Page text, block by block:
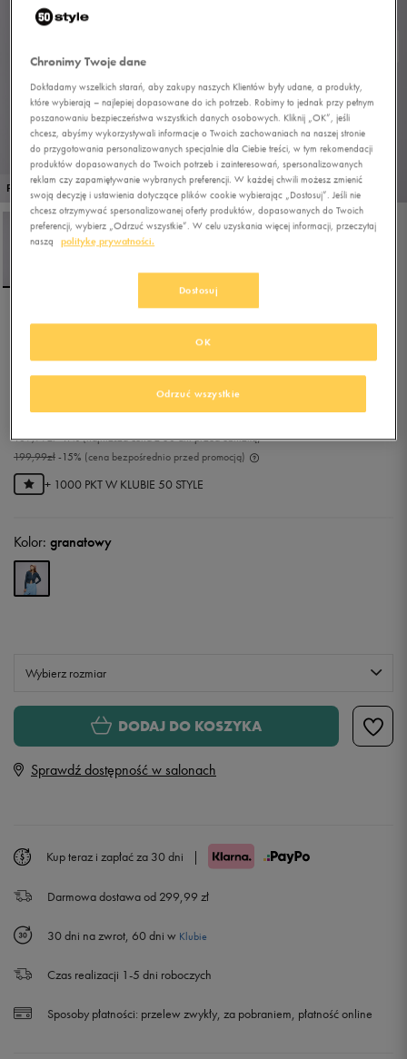
PROMO: DO -30%
NIKE SWETER W NSW NK
CHLL KNT RIB FZ CRDGN
199,99zł-15% (cena bezpośrednio przed promocją)
189,99zł-11%(najniższa cena z 30 dni przed obniżką)
169,99złz Vat
+ 1000 PKT W KLUBIE 50 STYLE
Kolor: granatowy
Wybierz rozmiar
S
DODAJ DO KOSZYKA
Sprawdź dostępność w salonach
Kup teraz i zapłać za 30 dni |
Darmowa dostawa od 299,99 zł
30 dni na zwrot, 60 dni w Klubie
Czas realizacji 1-5 dni roboczych
Sposoby płatności: przelew zwykły, za pobraniem, płatność online
Chronimy Twoje dane
Dokładamy wszelkich starań, aby zakupy naszych Klientów były udane, a produkty,
które wybierają – najlepiej dopasowane do ich potrzeb. Robimy to jednak przy pełnym
poszanowaniu bezpieczeństwa wszystkich danych osobowych. Kliknij „OK”, jeśli
chcesz, abyśmy wykorzystywali informacje o Twoich zachowaniach na naszej stronie
do przygotowania personalizowanych specjalnie dla Ciebie treści, w tym rekomendacji
produktów dopasowanych do Twoich potrzeb i zainteresowań, spersonalizowanych
reklam czy zapamiętywanie wybranych preferencji. W każdej chwili możesz zmienić
swoją decyzję i ustawienia dotyczące plików cookie wybierając „Dostosuj”. Jeśli nie
chcesz otrzymywać spersonalizowanej oferty produktów, dopasowanych do Twoich
preferencji, wybierz „Odrzuć wszystkie”. W celu uzyskania więcej informacji, przeczytaj
naszą
politykę prywatności.
Dostosuj
Odrzuć wszystkie
OK